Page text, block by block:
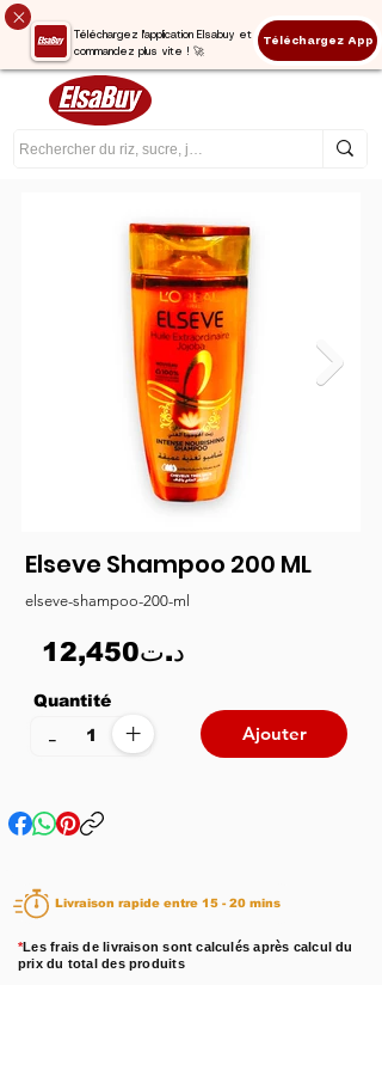
Téléchargez l'application Elsabuy et
commandez plus vite ! 🚀
Téléchargez App
Elseve Shampoo 200 ML
elseve-shampoo-200-ml
12,450د.ت
Quantité
+
- Ajouter
Livraison rapide entre 15 - 20 mins
*Les frais de livraison sont calculés après calcul du
prix du total des produits